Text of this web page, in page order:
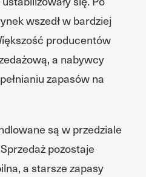
wszedł w bardziej
producentów
a nabywcy
zapasów na
są w przedziale
pozostaje
a starsze zapasy